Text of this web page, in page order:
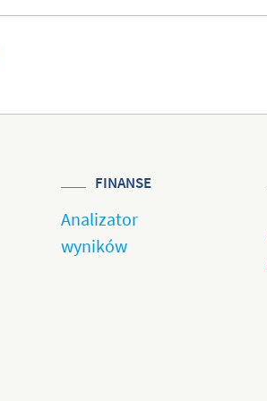
FINANSE
Analizator
wyników